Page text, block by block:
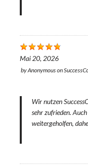
Mai 20, 2026
byAnonymouson
Wir nutzen
sehr zufrieden.
weitergeholfen,